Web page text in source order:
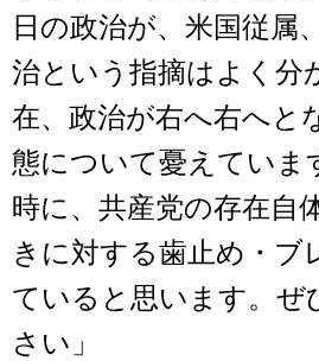
日の政治が、米国従属
治という指摘はよく分
在、政治が右へ右へと
態について憂えていま
時に、共産党の存在自
きに対する歯止め・ブ
ていると思います。ぜ
さい」